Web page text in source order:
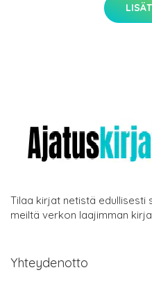
Tilaa kirjat netistä edullisesti
meiltä verkon laajimman
Yhteydenotto